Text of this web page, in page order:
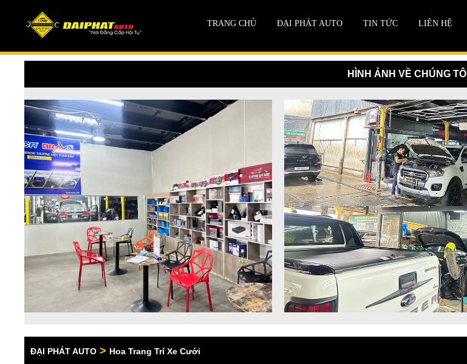
TRANG CHỦ ĐẠI PHÁT AUTO TIN TỨC LIÊN HỆ
HÌNH ẢNH VỀ CHÚNG TÔI
ĐẠI PHÁT AUTO > Hoa Trang Trí Xe Cưới